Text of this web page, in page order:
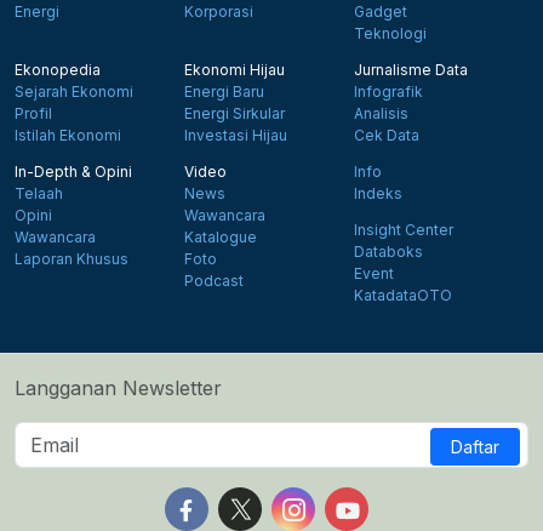
Energi
Korporasi
Gadget
Teknologi
Ekonopedia
Sejarah Ekonomi
Profil
Istilah Ekonomi
Ekonomi Hijau
Energi Baru
Energi Sirkular
Investasi Hijau
Jurnalisme Data
Infografik
Analisis
Cek Data
In-Depth & Opini
Telaah
Opini
Wawancara
Laporan Khusus
Video
News
Wawancara
Katalogue
Foto
Podcast
Info
Indeks
Insight Center
Databoks
Event
KatadataOTO
Langganan Newsletter
Daftar
Follow us on Facebook
Follow us on X
Follow us on Instagram
Follow us on